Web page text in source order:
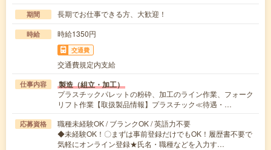
期間 長期でお仕事できる方、大歓迎！
時給 時給1350円
交通費
交通費規定内支給
仕事内容 製造（組立・加工）
プラスチックパレットの粉砕、加工のライン作業、フォーク
リフト作業【取扱製品情報】プラスチック≪待遇・…
応募資格
職種未経験OK / ブランクOK / 英語力不要
◆未経験OK！〇まずは事前登録だけでもOK！履歴書不要で
気軽にオンライン登録★氏名・職種などを入力す…